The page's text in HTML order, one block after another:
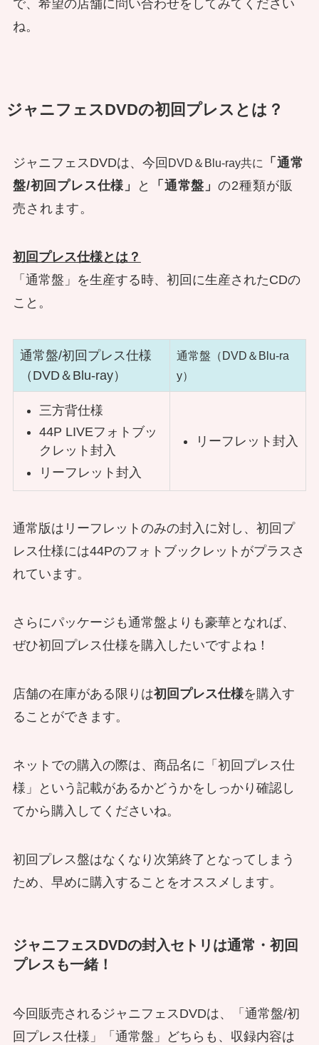
で、希望の店舗に問い合わせをしてみてください
ね。
ジャニフェスDVDの初回プレスとは？
ジャニフェスDVDは、今回 DVD＆Blu-ray共に
「通常
盤/初回プレス仕様」
と 「通常盤」の2種類が販
売されます。
初回プレス仕様とは？
「通常盤」を生産する時、初回に生産されたCDの
こと。
通常盤/初回プレス仕様
（DVD＆Blu-ray）
通常盤（DVD＆Blu-ra
y）
三方背仕様
44P LIVEフォトブッ
クレット封入
リーフレット封入
リーフレット封入
通常版はリーフレットのみの封入に対し、初回プ
レス仕様には44Pのフォトブックレットがプラスさ
れています。
さらにパッケージも通常盤よりも豪華となれば、
ぜひ初回プレス仕様を購入したいですよね！
店舗の在庫がある限りは初回プレス仕様を購入す
ることができます。
ネットでの購入の際は、商品名に「初回プレス仕
様」という記載があるかどうかをしっかり確認し
てから購入してくださいね。
初回プレス盤はなくなり次第終了となってしまう
ため、 早めに購入することをオススメします。
ジャニフェスDVDの封入セトリは通常・初回
プレスも一緒！
今回販売されるジャニフェスDVDは、
「通常盤/初
回プレス仕様」「通常盤」どちらも、収録内容は